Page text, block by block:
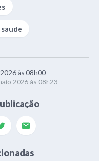
saúde
às 08h00
2026 às 08h23